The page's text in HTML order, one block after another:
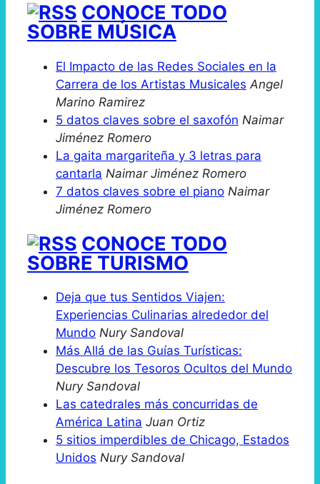
CONOCE TODO
SOBRE MÚSICA
El Impacto de las Redes Sociales en la
Carrera de los Artistas Musicales Angel
Marino Ramirez
5 datos claves sobre el saxofón Naimar
Jiménez Romero
La gaita margariteña y 3 letras para
cantarla Naimar Jiménez Romero
7 datos claves sobre el piano Naimar
Jiménez Romero
CONOCE TODO
SOBRE TURISMO
Deja que tus Sentidos Viajen:
Experiencias Culinarias alrededor del
Mundo Nury Sandoval
Más Allá de las Guías Turísticas:
Descubre los Tesoros Ocultos del Mundo
Nury Sandoval
Las catedrales más concurridas de
América Latina Juan Ortiz
5 sitios imperdibles de Chicago, Estados
Unidos Nury Sandoval